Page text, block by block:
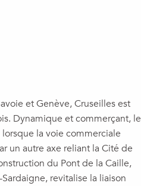
et Genève, Cruseilles est
Dynamique et commerçant, le
la voie commerciale
un autre axe reliant la Cité de
du Pont de la Caille,
revitalise la liaison